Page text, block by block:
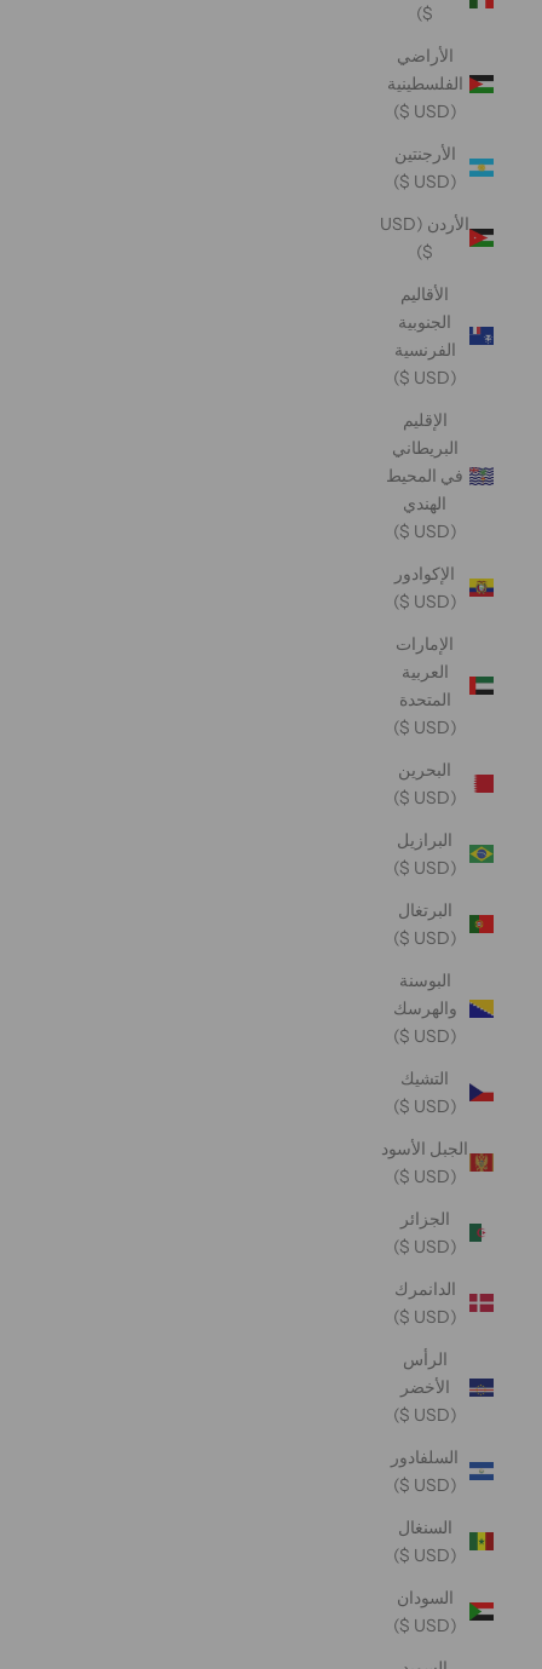
$)
الأراضي
الفلسطينية
(USD $)
الأرجنتين
(USD $)
الأردن (USD
$)
الأقاليم
الجنوبية
الفرنسية
(USD $)
الإقليم
البريطاني
في المحيط
الهندي
(USD $)
الإكوادور
(USD $)
الإمارات
العربية
المتحدة
(USD $)
البحرين
(USD $)
البرازيل
(USD $)
البرتغال
(USD $)
البوسنة
والهرسك
(USD $)
التشيك
(USD $)
الجبل الأسود
(USD $)
الجزائر
(USD $)
الدانمرك
(USD $)
الرأس
الأخضر
(USD $)
السلفادور
(USD $)
السنغال
(USD $)
السودان
(USD $)